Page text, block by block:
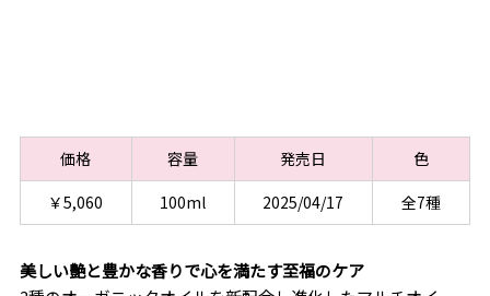
価格 容量 発売日
色
￥5,060
100ml 2025/04/17 全7種
美しい艶と豊かな香りで心を満たす至福のケア